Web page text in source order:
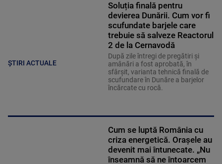
ȘTIRI ACTUALE
Soluția finală pentru
devierea Dunării. Cum vor fi
scufundate barjele care
trebuie să salveze Reactorul
2 de la Cernavodă
După zile întregi de pregătiri și
amânări a fost aprobată, în
sfârșit, varianta tehnică finală de
scufundare în Dunăre a barjelor
încărcate cu rocă.
Cum se luptă România cu
criza energetică. Orașele au
devenit mai întunecate. „Nu
înseamnă să ne întoarcem